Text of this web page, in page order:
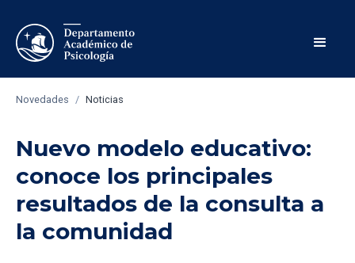
Novedades / Noticias
Nuevo modelo educativo:
conoce los principales
resultados de la consulta a
la comunidad